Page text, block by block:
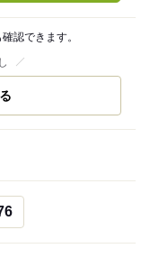
認できます。